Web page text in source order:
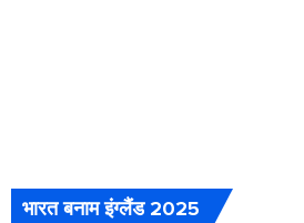
भारत बनाम इंग्लैंड 2025